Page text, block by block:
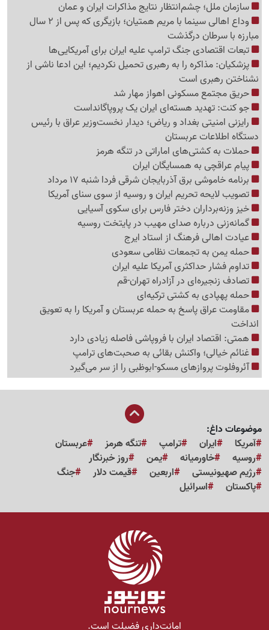
سازمان ملل؛ چشم‌انتظار نتایج مذاکرات ایران و عمان
وداع اهالی سینما با مریم همتیان؛ بازیگری که پس از 2 سال
مبارزه با سرطان درگذشت
تبعات اقتصادی جنگ ترامپ علیه ایران برای آمریکایی‌ها
پزشکیان: مذاکره را به رهبری تحمیل نکردیم؛ این ادعا ناشی از
نشناختن رهبری است
حریق مجتمع مسکونی اهواز مهار شد
جو کنت: تهدید هسته‌ای ایران یک پروپاگانداست
رایزنی امنیتی بغداد و ریاض؛ دیدار نخست‌وزیر عراق با رئیس
دستگاه اطلاعات عربستان
حملات به کشتی‌های اماراتی در تنگه هرمز
پیام عراقچی به همسایگان ایران
برنامه خاموشی برق آذربایجان شرقی فردا شنبه 17 مرداد
تصویب لایحه تحریم ایران و روسیه از سوی سنای آمریکا
خیز وزنه‌برداران دختر فارس برای سکوی آسیایی
گمانه‌زنی درباره صدای مهیب در پایتخت روسیه
عیادت اهالی فرهنگ از استاد ایرج
حمله یمن به تجمعات نظامی سعودی
تداوم فشار حداکثری آمریکا علیه ایران
تصادف زنجیره‌ای در آزادراه تهران-قم
حمله پهپادی به کشتی ترکیه‌ای
مقاومت عراق پاسخ به حمله عربستان و آمریکا را به تعویق
انداخت
همتی: اقتصاد ایران با فروپاشی فاصله زیادی دارد
غنائم خیالی؛ واکنش بقائی به صحبت‌های ترامپ
آئروفلوت پروازهای مسکو-ابوظبی را از سر می‌گیرد
موضوعات داغ:
آمریکا
ایران ترامپ تنگه هرمز
عربستان
روسیه
خاورمیانه یمن
روز خبرنگار
رژیم صهیونیستی
اربعین قیمت دلار
جنگ
پاکستان
اسرائیل
امانت‌داری فضیلت است.